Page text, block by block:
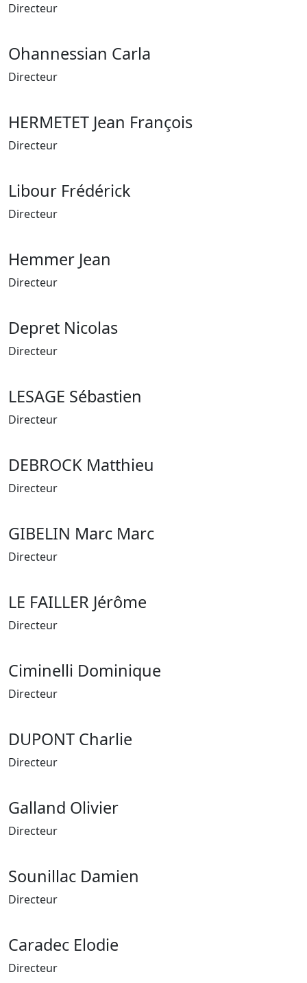
Directeur
Ohannessian Carla
Directeur
HERMETET Jean François
Directeur
Libour Frédérick
Directeur
Hemmer Jean
Directeur
Depret Nicolas
Directeur
LESAGE Sébastien
Directeur
DEBROCK Matthieu
Directeur
GIBELIN Marc Marc
Directeur
LE FAILLER Jérôme
Directeur
Ciminelli Dominique
Directeur
DUPONT Charlie
Directeur
Galland Olivier
Directeur
Sounillac Damien
Directeur
Caradec Elodie
Directeur